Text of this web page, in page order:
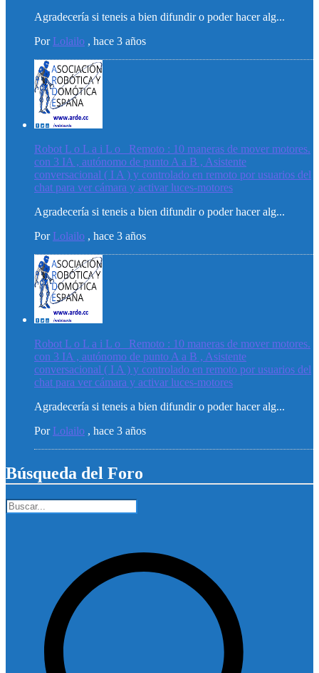
Agradecería si teneis a bien difundir o poder hacer alg...
Por Lolailo , hace 3 años
Robot L o L a i L o _Remoto : 10 maneras de mover motores.
con 3 IA , autónomo de punto A a B , Asistente
conversacional ( I A ) y controlado en remoto por usuarios del
chat para ver cámara y activar luces-motores
Agradecería si teneis a bien difundir o poder hacer alg...
Por Lolailo , hace 3 años
Robot L o L a i L o _Remoto : 10 maneras de mover motores.
con 3 IA , autónomo de punto A a B , Asistente
conversacional ( I A ) y controlado en remoto por usuarios del
chat para ver cámara y activar luces-motores
Agradecería si teneis a bien difundir o poder hacer alg...
Por Lolailo , hace 3 años
Búsqueda del Foro